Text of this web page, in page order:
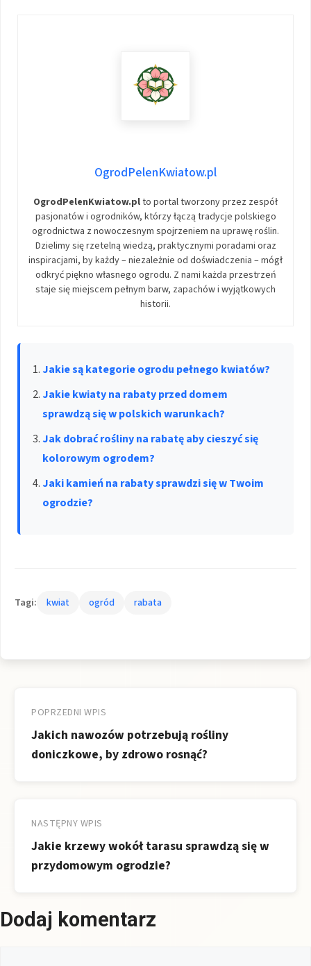
OgrodPelenKwiatow.pl
OgrodPelenKwiatow.plto portal tworzony przez zespół
pasjonatów i ogrodników, którzy łączą tradycje polskiego
ogrodnictwa z nowoczesnym spojrzeniem na uprawę roślin.
Dzielimy się rzetelną wiedzą, praktycznymi poradami oraz
inspiracjami, by każdy – niezależnie od doświadczenia – mógł
odkryć piękno własnego ogrodu. Z nami każda przestrzeń
staje się miejscem pełnym barw, zapachów i wyjątkowych
historii.
Jakie są kategorie ogrodu pełnego kwiatów?
Jakie kwiaty na rabaty przed domem
sprawdzą się w polskich warunkach?
Jak dobrać rośliny na rabatę aby cieszyć się
kolorowym ogrodem?
Jaki kamień na rabaty sprawdzi się w Twoim
ogrodzie?
Tagi: kwiat ogród rabata
wpisu
POPRZEDNI WPIS
Jakich nawozów potrzebują rośliny
doniczkowe, by zdrowo rosnąć?
NASTĘPNY WPIS
Jakie krzewy wokół tarasu sprawdzą się w
przydomowym ogrodzie?
Dodaj komentarz